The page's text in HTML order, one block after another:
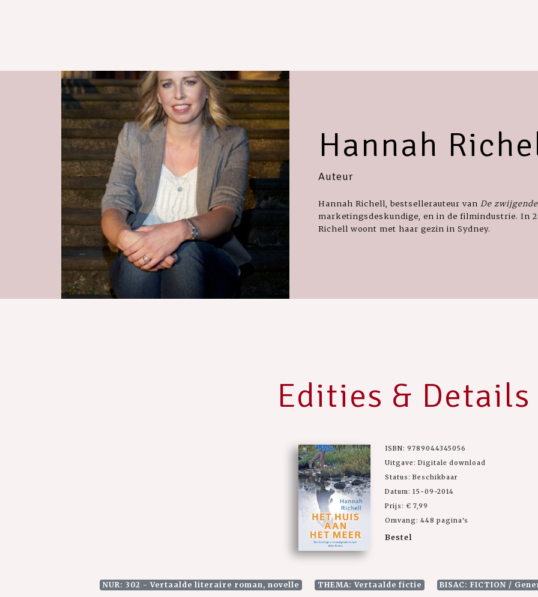
Hannah
Auteur
Hannah Richell, bestsellerauteur van De
marketingsdeskundige, en in de filmindustrie. In
Richell woont met haar gezin in Sydney.
Edities & Details
ISBN: 9789044345056
Uitgave: Digitale download
Status: Beschikbaar
Datum: 15-09-2014
Prijs: € 7,99
Omvang: 448 pagina's
Bestel
NUR: 302 - Vertaalde literaire roman, novelle THEMA: Vertaalde fictie BISAC: FICTION /